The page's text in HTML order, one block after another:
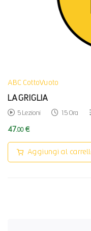
ABC CottoVuoto
LA GRIGLIA
5 Lezioni 1.5 Ora
47.00 €
Aggiungi al